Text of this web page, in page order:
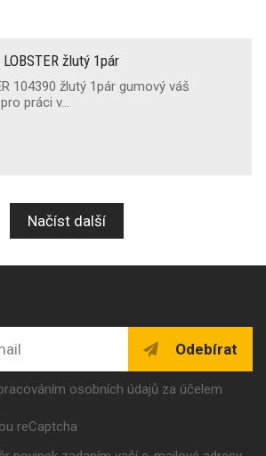
žlutý 1pár
104390 žlutý 1pár gumový váš
práci v…
Načíst další
Odebírat
osobních údajů za účelem
reCaptcha